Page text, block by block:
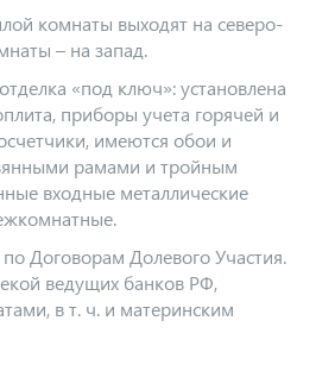
комнаты выходят на северо-
– на запад.
«под ключ»: установлена
приборы учета горячей и
имеются обои и
рамами и тройным
входные металлические
Договорам Долевого Участия.
ведущих банков РФ,
в т. ч. и материнским